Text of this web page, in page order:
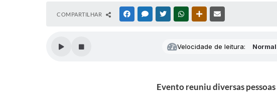
COMPARTILHAR FACEBOOKMESSENGER
TWITTERWHATSAPPOUTRAS MÍDIAS
Velocidade de leitura:
Evento reuniu diversas